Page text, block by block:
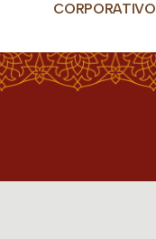
CORPORATIVO